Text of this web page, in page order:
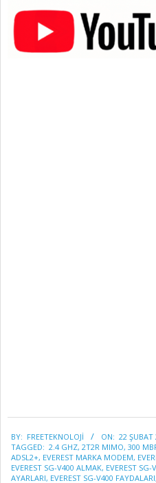
02-
22
BY: FREETEKNOLOJI ON: 22 ŞUBAT
TAGGED: 2.4 GHZ, 2T2R MIMO, 300
ADSL2+, EVEREST MARKA MODEM,
EVEREST SG-V400 ALMAK, EVEREST SG-
AYARLARI, EVEREST SG-V400 FAYDALARI,